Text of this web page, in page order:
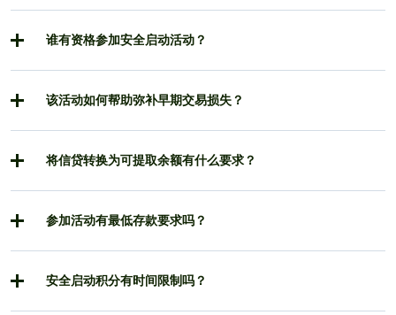
谁有资格参加安全启动活动？
该活动如何帮助弥补早期交易损失？
将信贷转换为可提取余额有什么要求？
参加活动有最低存款要求吗？
安全启动积分有时间限制吗？